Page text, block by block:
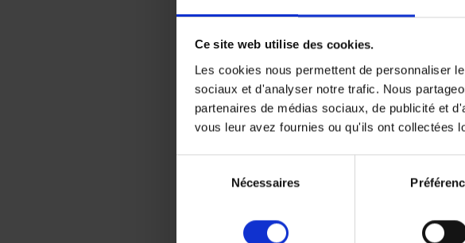
Ce site web utilise des cookies.
Les cookies nous permettent de personnaliser
sociaux et d'analyser notre trafic. Nous
partenaires de médias sociaux, de publicité et
vous leur avez fournies ou qu'ils ont collectées
Nécessaires